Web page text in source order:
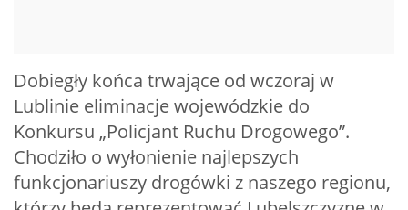
Dobiegły końca trwające od wczoraj w
Lublinie eliminacje wojewódzkie do
Konkursu „Policjant Ruchu Drogowego”.
Chodziło o wyłonienie najlepszych
funkcjonariuszy drogówki z naszego regionu,